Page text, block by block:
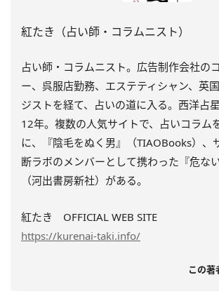
紅たき（占い師・コラムニスト）
占い師・コラムニスト。広告制作会社の
ー、呉服店勤務、エステティシャン、英
ジストを経て、占いの道に入る。西洋占
12年。複数の人気サイトで、占いコラム
に、『陰毛をぬく男』（TIAOBooks）、
断ラボのメンバーとして携わった『危な
（河出書房新社）がある。
紅たき OFFICIAL WEB SITE
https://kurenai-taki.info/
この